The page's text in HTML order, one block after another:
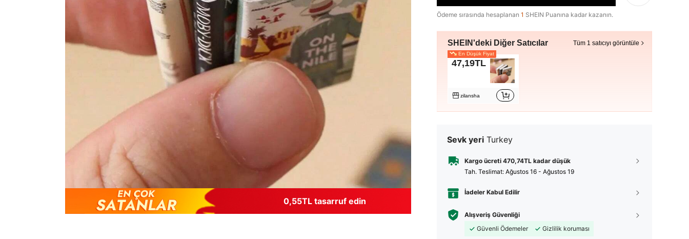
0,55TL tasarruf edin
Ödeme sırasında hesaplanan 1 SHEIN Puanına kadar kazanın.
SHEIN'deki Diğer Satıcılar Tüm 1 satıcıyı görüntüle
En Düşük Fiyat
47,19TL
zilansha
Sevk yeri Turkey
Kargo ücreti 470,74TL kadar düşük
Tah. Teslimat: Ağustos 16 - Ağustos 19
İadeler Kabul Edilir
Alışveriş Güvenliği
Güvenli Ödemeler
Gizlilik koruması